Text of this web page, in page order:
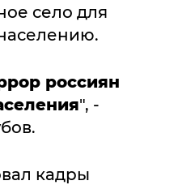
село для
россиян
", -
кадры